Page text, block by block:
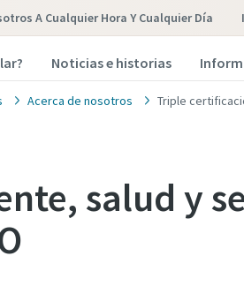
A Cualquier Hora Y Cualquier Día
Noticias e historias
Acerca de nosotros Triple
salud y